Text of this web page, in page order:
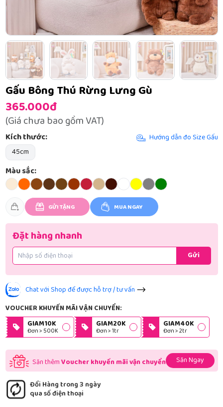
Gấu Bông Thú Rừng Lưng Gù
365.000đ
(Giá chưa bao gồm VAT)
Kích thước:
Hướng dẫn đo Size Gấu
45cm
Màu sắc:
GỬI TẶNG MUA NGAY
Đặt hàng nhanh
Gửi
Chat với Shop để được hỗ trợ / tư vấn
VOUCHER KHUYẾN MÃI VẬN CHUYỂN:
GIAM10K
Đơn > 500K
GIAM20K
Đơn > 1tr
GIAM40K
Đơn > 2tr
Săn thêmVoucher khuyến mãi vận chuyển Săn Ngay
Đổi Hàng trong 3 ngày
qua số điện thoại